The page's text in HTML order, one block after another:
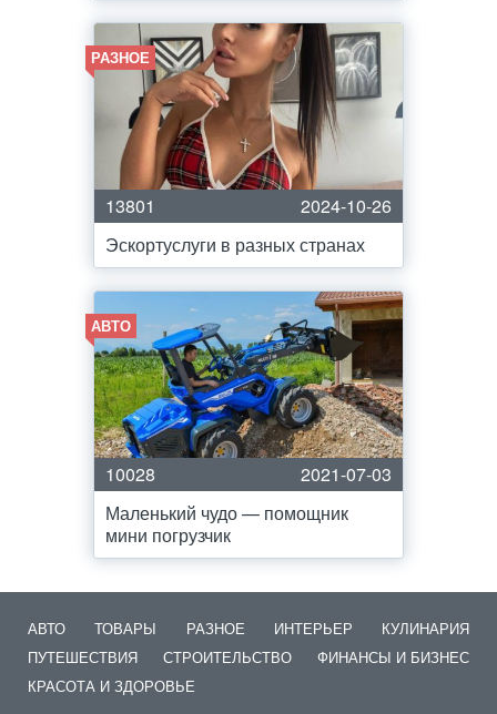
РАЗНОЕ
13801
2024-10-26
Эскортуслуги в разных странах
АВТО
10028
2021-07-03
Маленький чудо — помощник
мини погрузчик
АВТО ТОВАРЫ РАЗНОЕ ИНТЕРЬЕР
КУЛИНАРИЯ
ПУТЕШЕСТВИЯ
СТРОИТЕЛЬСТВО
ФИНАНСЫ И БИЗНЕС
КРАСОТА И ЗДОРОВЬЕ